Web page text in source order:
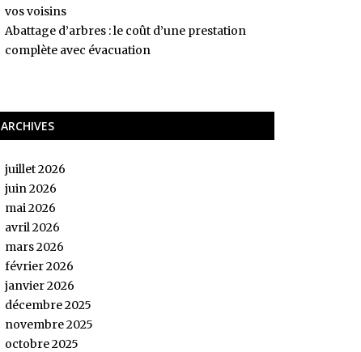
vos voisins
Abattage d’arbres : le coût d’une prestation
complète avec évacuation
ARCHIVES
juillet 2026
juin 2026
mai 2026
avril 2026
mars 2026
février 2026
janvier 2026
décembre 2025
novembre 2025
octobre 2025